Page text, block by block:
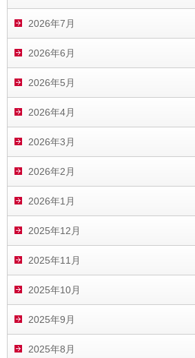
2026年7月
2026年6月
2026年5月
2026年4月
2026年3月
2026年2月
2026年1月
2025年12月
2025年11月
2025年10月
2025年9月
2025年8月